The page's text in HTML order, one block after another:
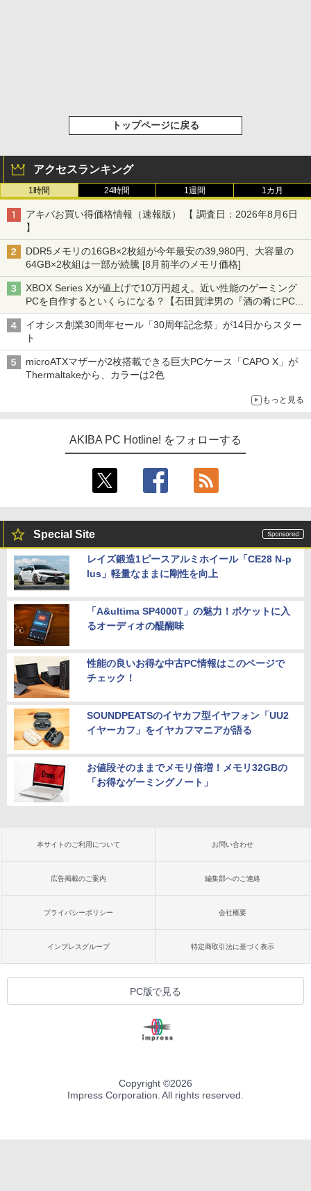
トップページに戻る
アクセスランキング
1時間 24時間 1週間 1カ月
アキバお買い得価格情報（速報版） 【 調査日：2026年8月6日
】
DDR5メモリの16GB×2枚組が今年最安の39,980円、大容量の
64GB×2枚組は一部が続騰 [8月前半のメモリ価格]
XBOX Series Xが値上げで10万円超え。近い性能のゲーミング
PCを自作するといくらになる？【石田賀津男の『酒の肴にPCゲ
ーム』】
イオシス創業30周年セール「30周年記念祭」が14日からスター
ト
microATXマザーが2枚搭載できる巨大PCケース「CAPO X」が
Thermaltakeから、カラーは2色
もっと見る
AKIBA PC Hotline! をフォローする
Special Site
レイズ鍛造1ピースアルミホイール「CE28 N-p
lus」軽量なままに剛性を向上
「A&ultima SP4000T」の魅力！ポケットに入
るオーディオの醍醐味
性能の良いお得な中古PC情報はこのページで
チェック！
SOUNDPEATSのイヤカフ型イヤフォン「UU2
イヤーカフ」をイヤカフマニアが語る
お値段そのままでメモリ倍増！メモリ32GBの
「お得なゲーミングノート」
本サイトのご利用について お問い合わせ
広告掲載のご案内 編集部へのご連絡
プライバシーポリシー 会社概要
インプレスグループ 特定商取引法に基づく表示
PC版で見る
Copyright ©2026
Impress Corporation. All rights reserved.